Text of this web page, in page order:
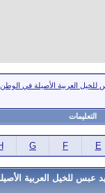
العربية الأصيلة في الوطن
التعليمات
E
F
G
للخيل العربية